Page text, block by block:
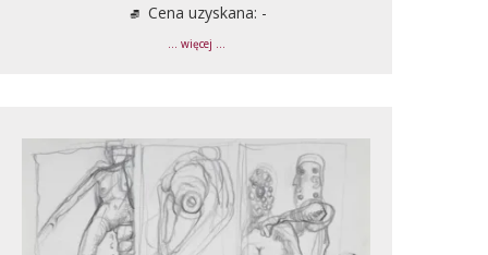
Cena uzyskana: -
... więcej ...